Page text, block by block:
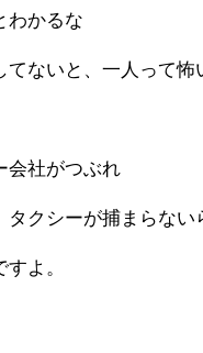
わかるな
てないと、一人って怖
会社がつぶれ
タクシーが捕まらない
よ。